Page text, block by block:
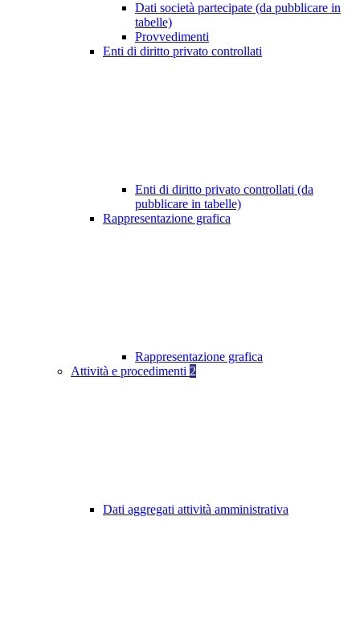
Dati società partecipate (da pubblicare in
tabelle)
Provvedimenti
Enti di diritto privato controllati
Enti di diritto privato controllati (da
pubblicare in tabelle)
Rappresentazione grafica
Rappresentazione grafica
Attività e procedimenti 2
Dati aggregati attività amministrativa